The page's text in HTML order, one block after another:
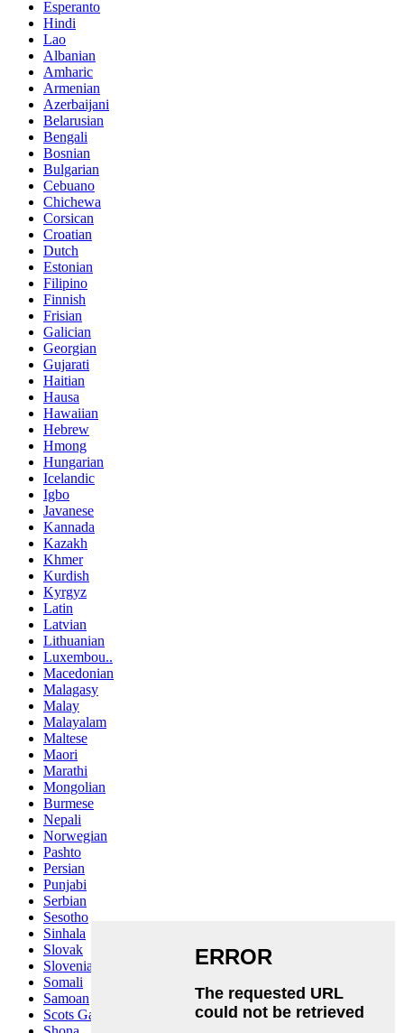
Esperanto
Hindi
Lao
Albanian
Amharic
Armenian
Azerbaijani
Belarusian
Bengali
Bosnian
Bulgarian
Cebuano
Chichewa
Corsican
Croatian
Dutch
Estonian
Filipino
Finnish
Frisian
Galician
Georgian
Gujarati
Haitian
Hausa
Hawaiian
Hebrew
Hmong
Hungarian
Icelandic
Igbo
Javanese
Kannada
Kazakh
Khmer
Kurdish
Kyrgyz
Latin
Latvian
Lithuanian
Luxembou..
Macedonian
Malagasy
Malay
Malayalam
Maltese
Maori
Marathi
Mongolian
Burmese
Nepali
Norwegian
Pashto
Persian
Punjabi
Serbian
Sesotho
Sinhala
Slovak
Slovenian
Somali
Samoan
Scots Gaelic